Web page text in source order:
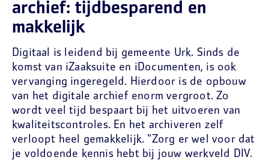
archief: tijdbesparend en
makkelijk
Digitaal is leidend bij gemeente Urk. Sinds de
komst van iZaaksuite en iDocumenten, is ook
vervanging ingeregeld. Hierdoor is de opbouw
van het digitale archief enorm vergroot. Zo
wordt veel tijd bespaart bij het uitvoeren van
kwaliteitscontroles. En het archiveren zelf
verloopt heel gemakkelijk. “Zorg er wel voor dat
je voldoende kennis hebt bij jouw werkveld DIV.